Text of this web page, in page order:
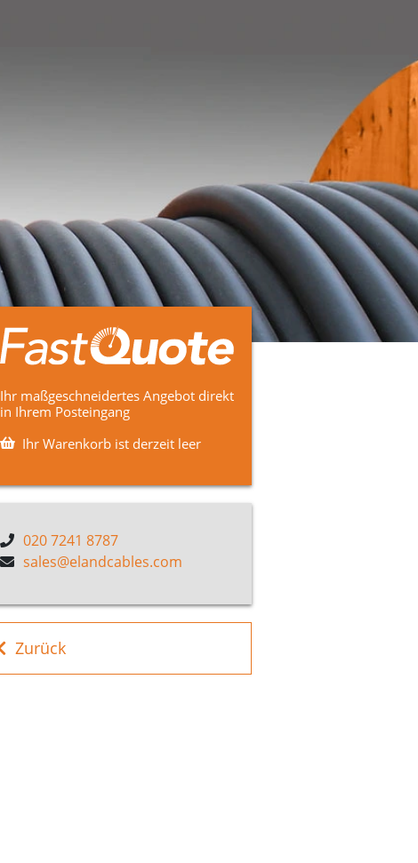
Ihr maßgeschneidertes Angebot direkt
in Ihrem Posteingang
Ihr Warenkorb ist derzeit leer
020 7241 8787
sales@elandcables.com
Zurück